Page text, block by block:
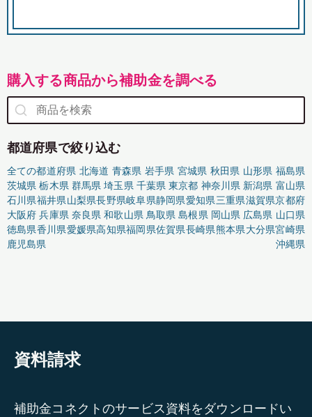
購入する商品から補助金を調べる
都道府県で絞り込む
全ての都道府県 北海道 青森県 岩手県 宮城県 秋田県 山形県 福島県
茨城県 栃木県 群馬県 埼玉県 千葉県 東京都 神奈川県 新潟県 富山県
石川県福井県山梨県長野県岐阜県静岡県愛知県三重県滋賀県京都府
大阪府 兵庫県 奈良県 和歌山県 鳥取県 島根県 岡山県 広島県 山口県
徳島県香川県愛媛県高知県福岡県佐賀県長崎県熊本県大分県宮崎県
鹿児島県
沖縄県
資料請求
補助金コネクトのサービス資料をダウンロードい